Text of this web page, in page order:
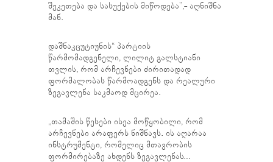
შეკეთება და სასუქების მიწოდება”,- აღნიშნა
მან.
დაშნაკცუტიუნის“ პარტიის
წარმომადგენელი, ლილიტ გალსტიანი
თვლის, რომ არჩევნები ძირითადად
ფორმალობას წარმოადგენს და რეალური
ზეგავლენა საკმაოდ მცირეა.
„თამაშის წესები ისეა მოწყობილი, რომ
არჩევნები არაფერს ნიშნავს. ის აღარაა
ინსტრუმენტი, რომელიც მთავრობის
ფორმირებაზე ახდენს ზეგავლენას…